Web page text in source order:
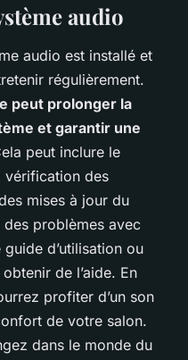
audio
audio est installé et
régulièrement.
peut prolonger la
et garantir une
peut inclure le
vérification des
mises à jour du
problèmes avec
d’utilisation ou
de l’aide. En
profiter d’un son
de votre salon.
dans le monde du